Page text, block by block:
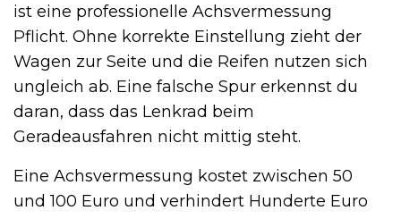
ist eine professionelle Achsvermessung
Pflicht. Ohne korrekte Einstellung zieht der
Wagen zur Seite und die Reifen nutzen sich
ungleich ab. Eine falsche Spur erkennst du
daran, dass das Lenkrad beim
Geradeausfahren nicht mittig steht.
Eine Achsvermessung kostet zwischen 50
und 100 Euro und verhindert Hunderte Euro